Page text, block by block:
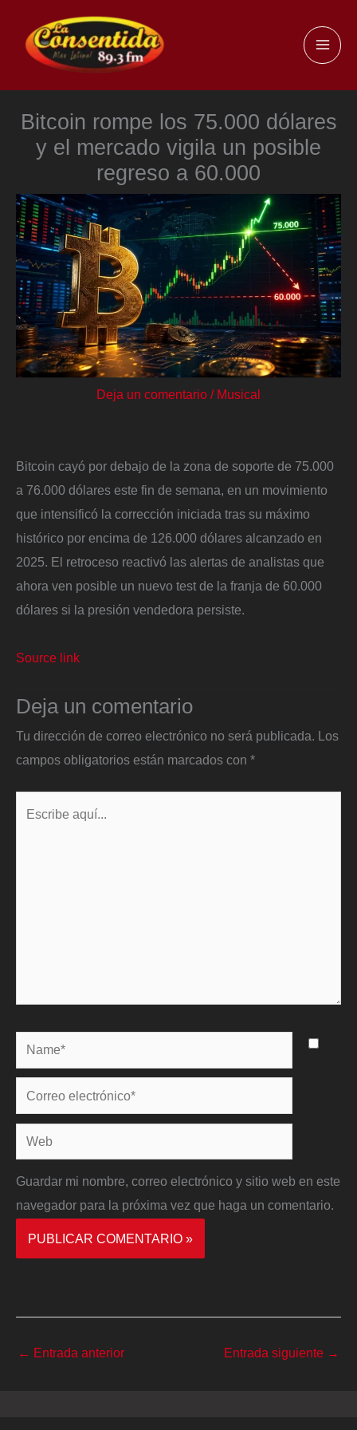
contenido
Bitcoin rompe los 75.000 dólares
y el mercado vigila un posible
regreso a 60.000
Deja un comentario / Musical
Bitcoin cayó por debajo de la zona de soporte de 75.000
a 76.000 dólares este fin de semana, en un movimiento
que intensificó la corrección iniciada tras su máximo
histórico por encima de 126.000 dólares alcanzado en
2025. El retroceso reactivó las alertas de analistas que
ahora ven posible un nuevo test de la franja de 60.000
dólares si la presión vendedora persiste.
Source link
Deja un comentario
Tu dirección de correo electrónico no será publicada.
Los
campos obligatorios están marcados con *
Name*
Correo
electrónico*
Web
Guardar mi nombre, correo electrónico y sitio web en este
navegador para la próxima vez que haga un comentario.
← Entrada anterior Entrada siguiente →